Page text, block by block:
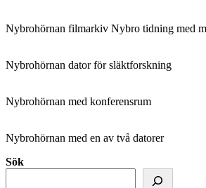
Nybrohörnan filmarkiv Nybro tidning med
Nybrohörnan dator för släktforskning
Nybrohörnan med konferensrum
Nybrohörnan med en av två datorer
Sök